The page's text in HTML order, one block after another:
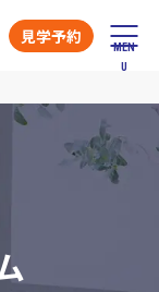
見学予約